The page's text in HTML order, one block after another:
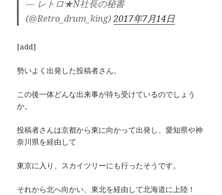
— レトロ★N社長の秘書
(@Retro_drum_king)2017年7月14日
[add]
勢いよく出発した投稿者さん。
この後一体どんな出来事が待ち受けているのでしょう
か。
投稿者さんは京都から東に向かって出発し、愛知県や神
奈川県を経由して
東京に入り、スカイツリーにも行ったそうです。
それから北へ向かい、東北を経由して北海道に上陸！